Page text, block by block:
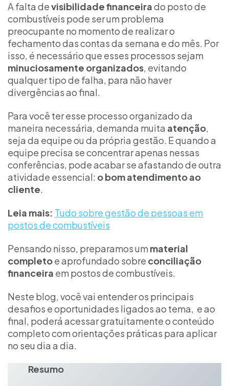
A falta devisibilidade financeirado posto de
combustíveis pode ser um problema
preocupante no momento de realizar o
fechamento das contas da semana e do mês. Por
isso, é necessário que esses processos sejam
minuciosamente organizados, evitando
qualquer tipo de falha, para não haver
divergências ao final.
Para você ter esse processo organizado da
maneira necessária, demanda muita atenção,
seja da equipe ou da própria gestão. E quando a
equipe precisa se concentrar apenas nessas
conferências, pode acabar se afastando de outra
atividade essencial: o bom atendimento ao
cliente.
Leia mais: Tudo sobre gestão de pessoas em
postos de combustíveis
Pensando nisso, preparamos um material
completoe aprofundado sobre conciliação
financeira em postos de combustíveis.
Neste blog, você vai entender os principais
desafios e oportunidades ligados ao tema, e ao
final, poderá acessar gratuitamente o conteúdo
completo com orientações práticas para aplicar
no seu dia a dia.
Resumo